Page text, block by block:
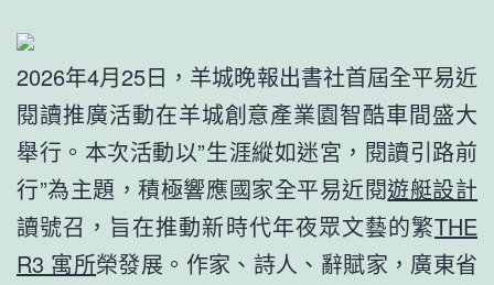
2026年4月25日，羊城晚報出書社首屆全平易近
閱讀推廣活動在羊城創意產業園智酷車間盛大
舉行。本次活動以”生涯縱如迷宮，閱讀引路前
行”為主題，積極響應國家全平易近閱遊艇設計
讀號召，旨在推動新時代年夜眾文藝的繁THE
R3 寓所榮發展。作家、詩人、辭賦家，廣東省